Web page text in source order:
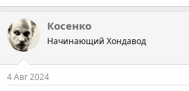
Косенко
Начинающий Хондавод
4 Авг 2024